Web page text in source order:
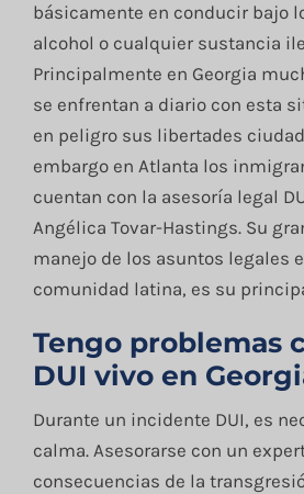
básicamente en conducir bajo
alcohol o cualquier sustancia
Principalmente en Georgia
se enfrentan a diario con esta
en peligro sus libertades
embargo en Atlanta los
cuentan con la asesoría legal
Angélica Tovar-Hastings. Su
manejo de los asuntos legales
comunidad latina, es su
Tengo problemas
DUI vivo en
Durante un incidente DUI, es
calma. Asesorarse con un
consecuencias de la